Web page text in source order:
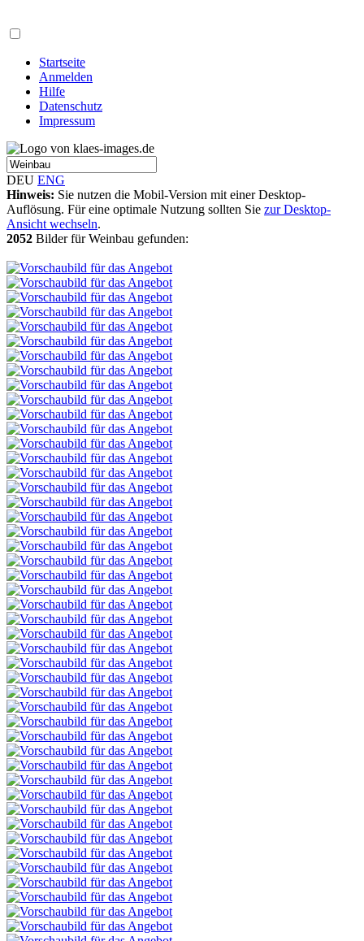
Startseite
Anmelden
Hilfe
Datenschutz
Impressum
DEU ENG
Hinweis: Sie nutzen die Mobil-Version mit einer Desktop-
Auflösung. Für eine optimale Nutzung sollten Sie zur Desktop-
Ansicht wechseln.
2052 Bilder für Weinbau gefunden: